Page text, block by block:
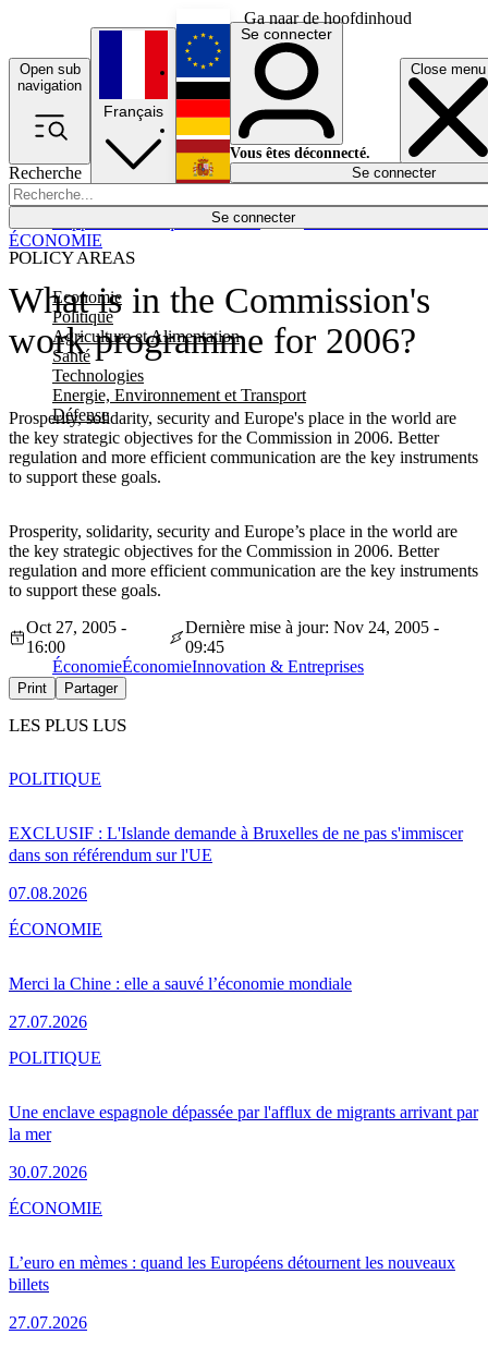
Ga naar de hoofdinhoud
Open sub
navigation
Close menu
Recherche
Se connecter
POLICY AREAS
Economie
Politique
Agriculture et Alimentation
Santé
Technologies
Energie, Environnement et Transport
Défense
Économie
Français
English
Deutsch
Español
Se connecter
Vous êtes déconnecté.
Se connecter
What is in the Commission's
work programme for 2006?
Prosperity, solidarity, security and Europe's place in the world are
the key strategic objectives for the Commission in 2006. Better
regulation and more efficient communication are the key instruments
to support these goals.
ÉCONOMIE
Prosperity, solidarity, security and Europe’s place in the world are
the key strategic objectives for the Commission in 2006. Better
regulation and more efficient communication are the key instruments
to support these goals.
Oct 27, 2005 -
16:00
Dernière mise à jour: Nov 24, 2005 -
09:45
ÉconomieÉconomieInnovation & Entreprises
Print Partager
LES PLUS LUS
EXCLUSIF : L'Islande demande à Bruxelles de ne pas s'immiscer
dans son référendum sur l'UE
07.08.2026
POLITIQUE
Merci la Chine : elle a sauvé l’économie mondiale
27.07.2026
ÉCONOMIE
Une enclave espagnole dépassée par l'afflux de migrants arrivant par
la mer
30.07.2026
POLITIQUE
L’euro en mèmes : quand les Européens détournent les nouveaux
billets
27.07.2026
ÉCONOMIE